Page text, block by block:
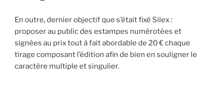
En outre, dernier objectif que s’était fixé Silex :
proposer au public des estampes numérotées et
signées au prix tout à fait abordable de 20 € chaque
tirage composant l’édition afin de bien en souligner le
caractère multiple et singulier.